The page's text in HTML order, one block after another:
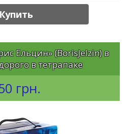
Купить
Ельцин» (BorisJelzin) в
в тетрапаке
грн.